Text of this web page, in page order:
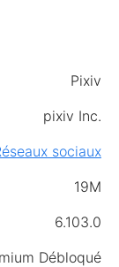
Pixiv
pixiv Inc.
sociaux
19M
6.103.0
Débloqué